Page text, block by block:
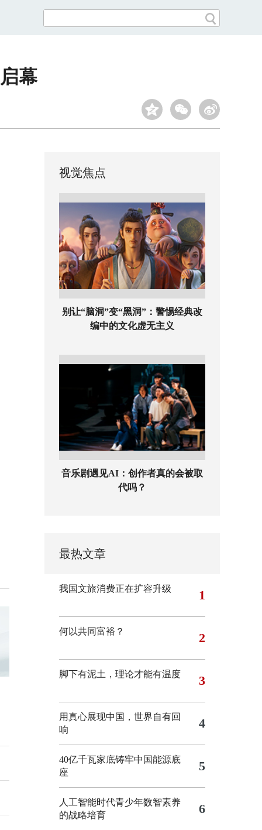
幕
视觉焦点
别让“脑洞”变“黑洞”：警惕经典改
编中的文化虚无主义
音乐剧遇见AI：创作者真的会被取
代吗？
最热文章
我国文旅消费正在扩容升级 1
何以共同富裕？ 2
脚下有泥土，理论才能有温度 3
用真心展现中国，世界自有回
响
4
40亿千瓦家底铸牢中国能源底
座
5
人工智能时代青少年数智素养
的战略培育
6